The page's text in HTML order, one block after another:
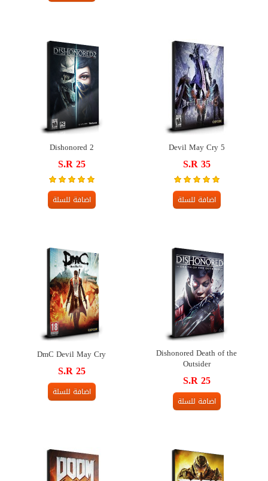
Devil May Cry 5
S.R 35
اضافة للسلة
Dishonored 2
S.R 25
اضافة للسلة
Dishonored Death of the
Outsider
S.R 25
اضافة للسلة
DmC Devil May Cry
S.R 25
اضافة للسلة